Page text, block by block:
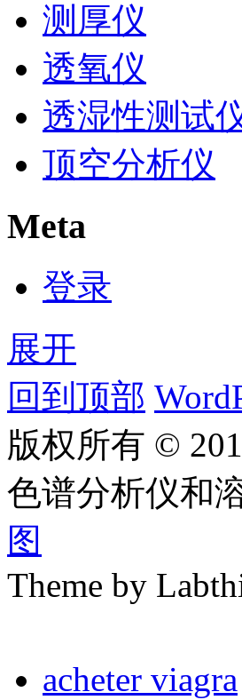
测厚仪
透氧仪
透湿性测试
顶空分析仪
Meta
登录
展开
回到顶部
版权所有 ©
色谱分析仪和
图
Theme by
acheter viagra